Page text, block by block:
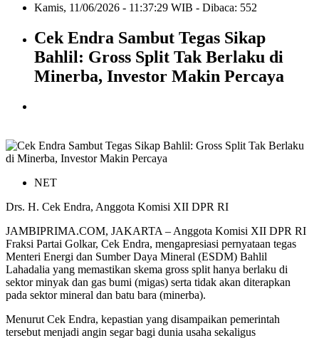
Kamis, 11/06/2026 - 11:37:29 WIB - Dibaca: 552
Cek Endra Sambut Tegas Sikap
Bahlil: Gross Split Tak Berlaku di
Minerba, Investor Makin Percaya
NET
Drs. H. Cek Endra, Anggota Komisi XII DPR RI
JAMBIPRIMA.COM, JAKARTA – Anggota Komisi XII DPR RI
Fraksi Partai Golkar, Cek Endra, mengapresiasi pernyataan tegas
Menteri Energi dan Sumber Daya Mineral (ESDM) Bahlil
Lahadalia yang memastikan skema gross split hanya berlaku di
sektor minyak dan gas bumi (migas) serta tidak akan diterapkan
pada sektor mineral dan batu bara (minerba).
Menurut Cek Endra, kepastian yang disampaikan pemerintah
tersebut menjadi angin segar bagi dunia usaha sekaligus